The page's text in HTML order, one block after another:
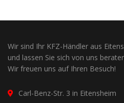
Wir sind Ihr KFZ-Händler aus
und lassen Sie sich von uns
Wir freuen uns auf Ihren Besuch!
Carl-Benz-Str. 3 in Eitensheim